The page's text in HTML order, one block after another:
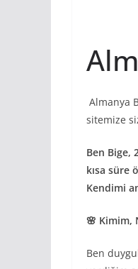
Almanya
sitemize
Ben Bige,
kısa süre
Kendimi
🌸 Kimim,
Ben